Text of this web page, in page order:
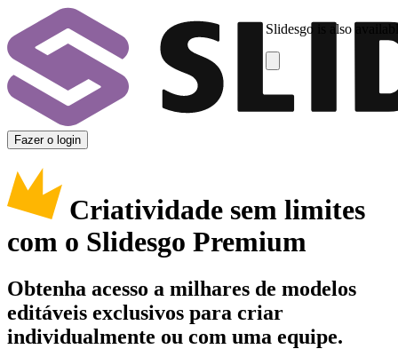
Slidesgo is also
Fazer o login
Criatividade sem limites
com o Slidesgo Premium
Obtenha acesso a milhares de modelos
editáveis exclusivos para criar
individualmente ou com uma equipe.